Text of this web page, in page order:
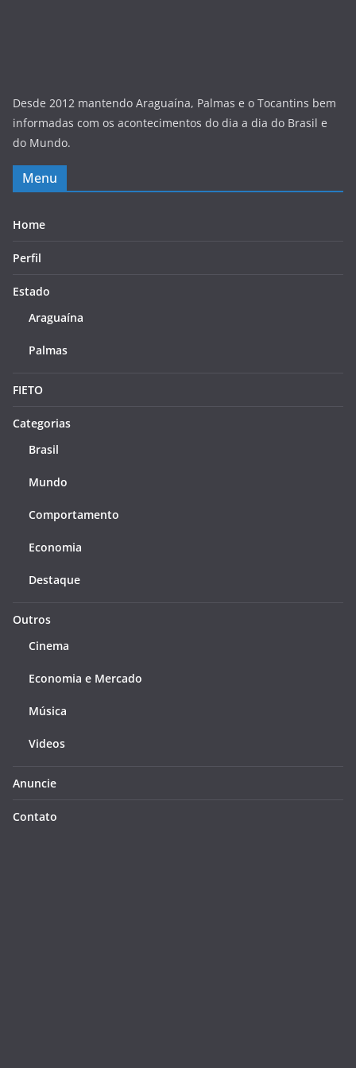
Desde 2012 mantendo Araguaína, Palmas e o Tocantins bem
informadas com os acontecimentos do dia a dia do Brasil e
do Mundo.
Menu
Home
Perfil
Estado
Araguaína
Palmas
FIETO
Categorias
Brasil
Mundo
Comportamento
Economia
Destaque
Outros
Cinema
Economia e Mercado
Música
Videos
Anuncie
Contato